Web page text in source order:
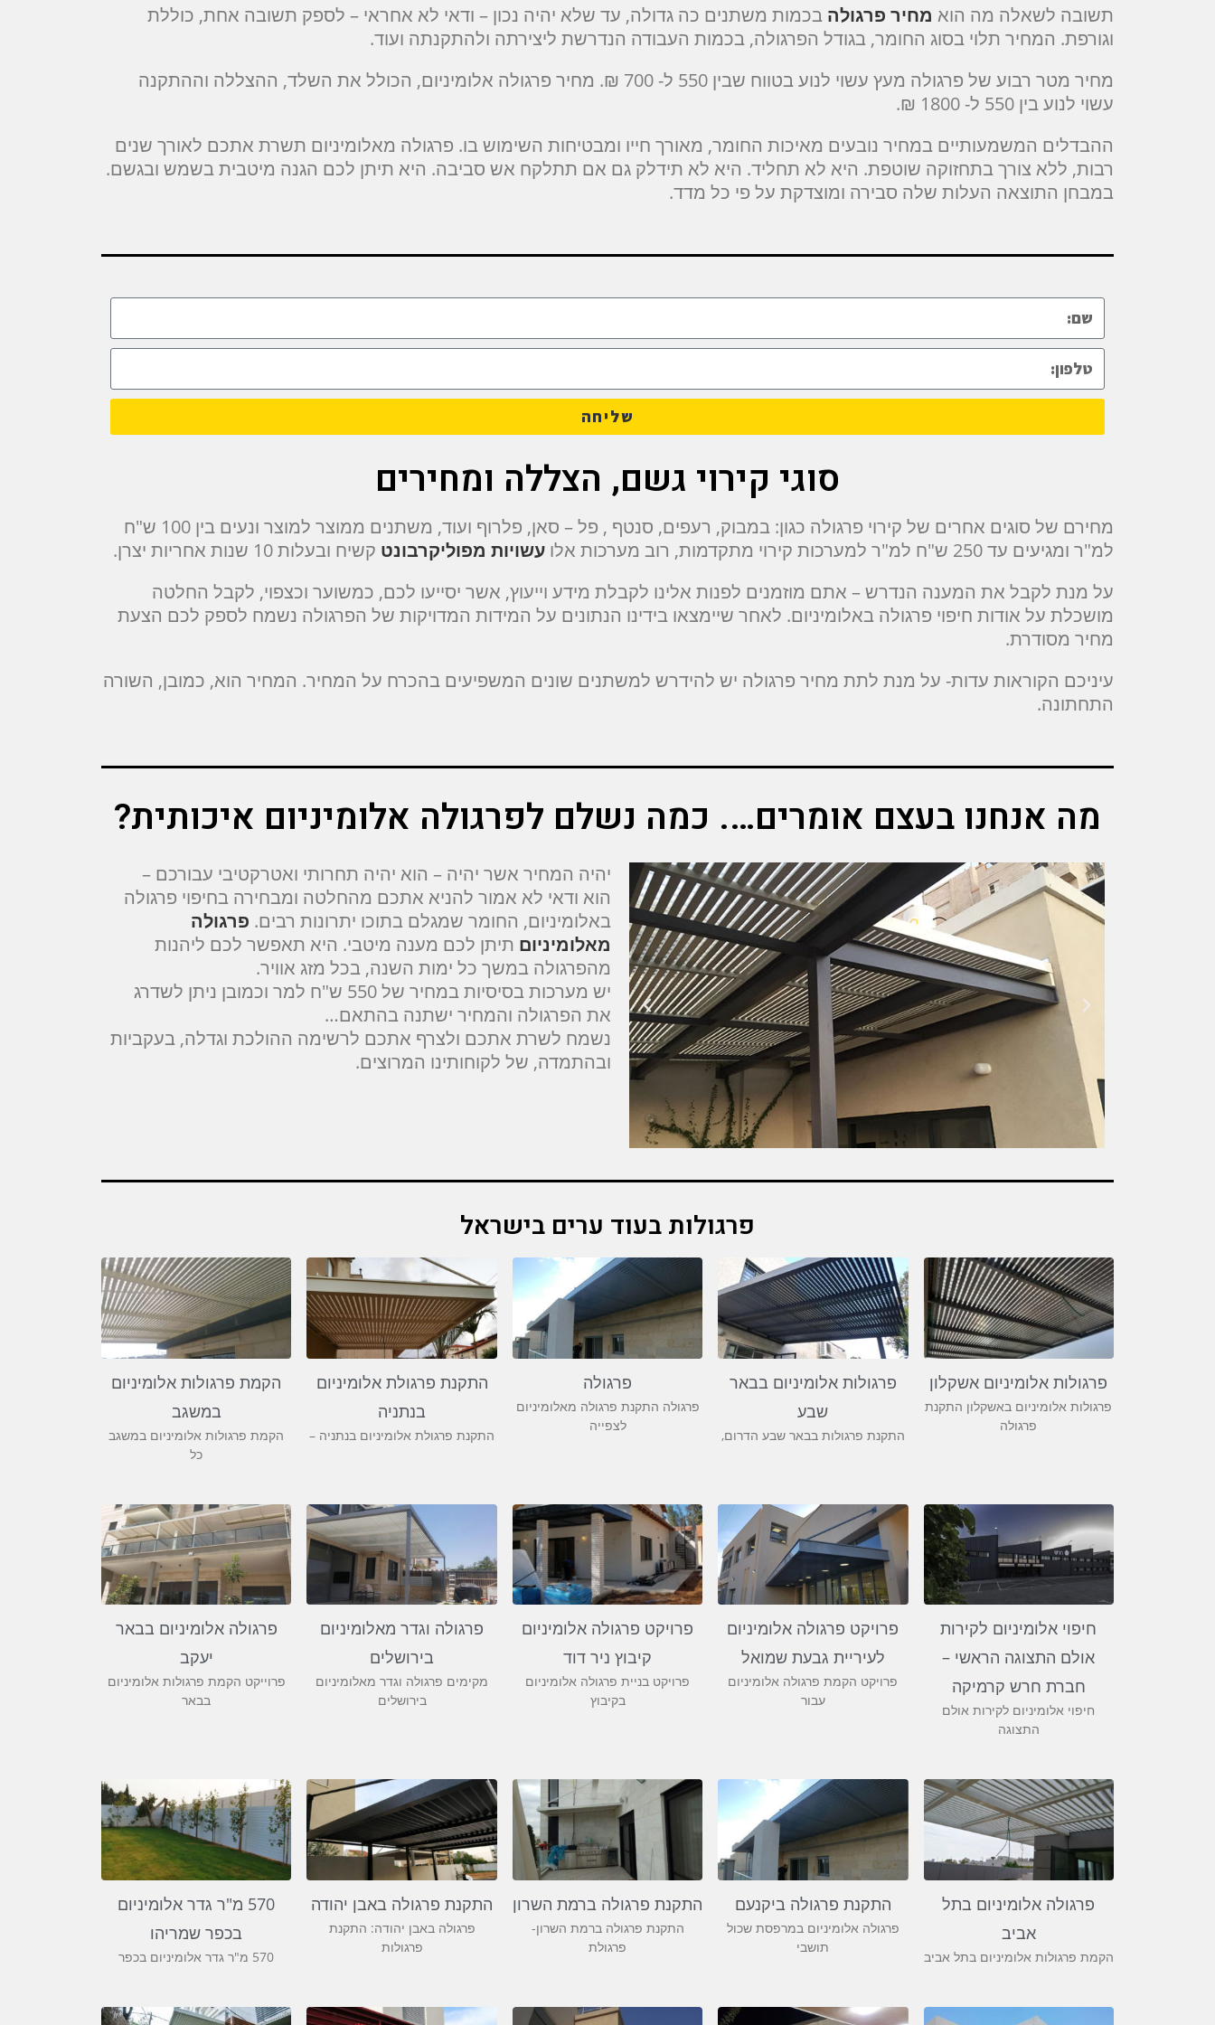
תשובה לשאלה מה הוא מחיר פרגולה בכמות משתנים כה גדולה, עד שלא יהיה נכון – ודאי לא אחראי – לספק תשובה אחת, כוללת
וגורפת. המחיר תלוי בסוג החומר, בגודל הפרגולה, בכמות העבודה הנדרשת ליצירתה ולהתקנתה ועוד.
מחיר מטר רבוע של פרגולה מעץ עשוי לנוע בטווח שבין 550 ל- 700 ₪. מחיר פרגולה אלומיניום, הכולל את השלד, ההצללה וההתקנה
עשוי לנוע בין 550 ל- 1800 ₪.
ההבדלים המשמעותיים במחיר נובעים מאיכות החומר, מאורך חייו ומבטיחות השימוש בו. פרגולה מאלומיניום תשרת אתכם לאורך שנים
רבות, ללא צורך בתחזוקה שוטפת. היא לא תחליד. היא לא תידלק גם אם תתלקח אש סביבה. היא תיתן לכם הגנה מיטבית בשמש ובגשם.
במבחן התוצאה העלות שלה סבירה ומוצדקת על פי כל מדד.
שליחה
סוגי קירוי גשם, הצללה ומחירים
מחירם של סוגים אחרים של קירוי פרגולה כגון: במבוק, רעפים, סנטף , פל – סאן, פלרוף ועוד, משתנים ממוצר למוצר ונעים בין 100 ש"ח
למ"ר ומגיעים עד 250 ש"ח למ"ר למערכות קירוי מתקדמות, רוב מערכות אלו
עשויות מפוליקרבונט קשיח ובעלות 10 שנות אחריות יצרן.
על מנת לקבל את המענה הנדרש – אתם מוזמנים לפנות אלינו לקבלת מידע וייעוץ, אשר יסייעו לכם, כמשוער וכצפוי, לקבל החלטה
מושכלת על אודות חיפוי פרגולה באלומיניום. לאחר שיימצאו בידינו הנתונים על המידות המדויקות של הפרגולה נשמח לספק לכם הצעת
מחיר מסודרת.
עיניכם הקוראות עדות- על מנת לתת מחיר פרגולה יש להידרש למשתנים שונים המשפיעים בהכרח על המחיר. המחיר הוא, כמובן, השורה
התחתונה.
מה אנחנו בעצם אומרים…. כמה נשלם לפרגולה אלומיניום איכותית?
יהיה המחיר אשר יהיה – הוא יהיה תחרותי ואטרקטיבי עבורכם –
הוא ודאי לא אמור להניא אתכם מהחלטה ומבחירה בחיפוי פרגולה
באלומיניום, החומר שמגלם בתוכו יתרונות רבים. פרגולה
מאלומיניום תיתן לכם מענה מיטבי. היא תאפשר לכם ליהנות
מהפרגולה במשך כל ימות השנה, בכל מזג אוויר.
יש מערכות בסיסיות במחיר של 550 ש"ח למר וכמובן ניתן לשדרג
את הפרגולה והמחיר ישתנה בהתאם…
נשמח לשרת אתכם ולצרף אתכם לרשימה ההולכת וגדלה, בעקביות
ובהתמדה, של לקוחותינו המרוצים.
פרגולות בעוד ערים בישראל
פרגולות אלומיניום אשקלון
פרגולות אלומיניום באשקלון התקנת
פרגולה
פרגולות אלומיניום בבאר
שבע
התקנת פרגולות בבאר שבע הדרום,
פרגולה
פרגולה התקנת פרגולה מאלומיניום
לצפייה
התקנת פרגולת אלומיניום
בנתניה
התקנת פרגולת אלומיניום בנתניה –
הקמת פרגולות אלומיניום
במשגב
הקמת פרגולות אלומיניום במשגב
כל
חיפוי אלומיניום לקירות
אולם התצוגה הראשי –
חברת חרש קרמיקה
חיפוי אלומיניום לקירות אולם
התצוגה
פרויקט פרגולה אלומיניום
לעיריית גבעת שמואל
פרויקט הקמת פרגולה אלומיניום
עבור
פרויקט פרגולה אלומיניום
קיבוץ ניר דוד
פרויקט בניית פרגולה אלומיניום
בקיבוץ
פרגולה וגדר מאלומיניום
בירושלים
מקימים פרגולה וגדר מאלומיניום
בירושלים
פרגולה אלומיניום בבאר
יעקב
פרוייקט הקמת פרגולות אלומיניום
בבאר
פרגולה אלומיניום בתל
אביב
הקמת פרגולות אלומיניום בתל אביב
התקנת פרגולה ביקנעם
פרגולה אלומיניום במרפסת שכול
תושבי
התקנת פרגולה ברמת השרון
התקנת פרגולה ברמת השרון-
פרגולת
התקנת פרגולה באבן יהודה
פרגולה באבן יהודה: התקנת
פרגולות
570 מ"ר גדר אלומיניום
בכפר שמריהו
570 מ"ר גדר אלומיניום בכפר